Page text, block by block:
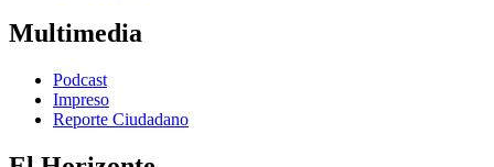
Multimedia
Podcast
Impreso
Reporte Ciudadano